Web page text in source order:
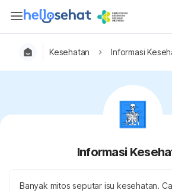
Kesehatan Informasi
Informasi
Banyak mitos seputar isu kesehatan.